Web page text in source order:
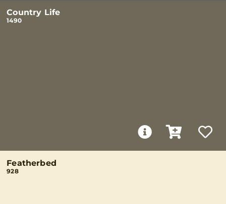
Country Life
1490
Featherbed
928